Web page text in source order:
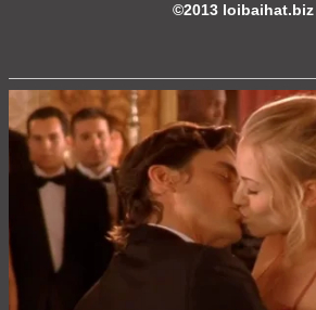
©2013 loibaihat.biz